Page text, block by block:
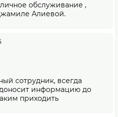
обслуживание ,
Алиевой.
сотрудник, всегда
информацию до
приходить